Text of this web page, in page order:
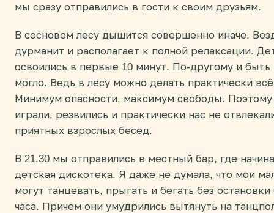
мы сразу отправились в гости к своим друзьям.
В сосновом лесу дышится совершенно иначе.
дурманит и располагает к полной релаксации.
освоились в первые 10 минут. По-другому и быть
могло. Ведь в лесу можно делать практически
Минимум опасности, максимум свободы. Поэтому
играли, резвились и практически нас не
приятных взрослых бесед.
В 21.30 мы отправились в местный бар, где
детская дискотека. Я даже не думала, что мои
могут танцевать, прыгать и бегать без
часа. Причем они умудрились вытянуть на